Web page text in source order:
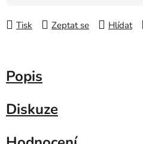
Tisk Zeptat se Hlídat
Popis
Diskuze